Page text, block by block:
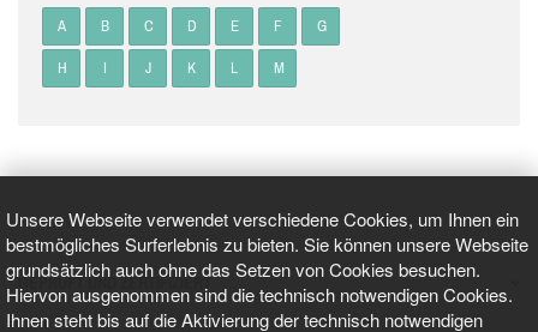
Unsere Webseite verwendet verschiedene Cookies, um Ihnen ein
bestmögliches Surferlebnis zu bieten. Sie können unsere Webseite
grundsätzlich auch ohne das Setzen von Cookies besuchen.
Hiervon ausgenommen sind die technisch notwendigen Cookies.
Ihnen steht bis auf die Aktivierung der technisch notwendigen
A B C D E F G
H I J K L M
GEPRÜFT UND ZERTIFIZIERT